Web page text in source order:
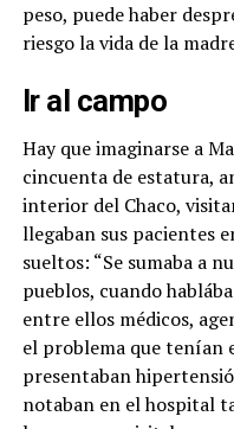
peso, puede haber
riesgo la vida de la
Ir al campo
Hay que imaginarse a
cincuenta de estatura,
interior del Chaco,
llegaban sus pacientes
sueltos: “Se sumaba a
pueblos, cuando
entre ellos médicos,
el problema que tenían
presentaban
notaban en el hospital